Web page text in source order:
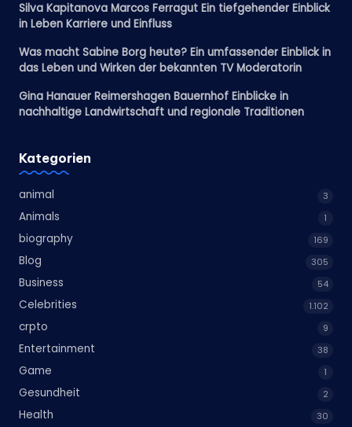
Silva Kapitanova Marcos Ferragut Ein tiefgehender Einblick
in Leben Karriere und Einfluss
Was macht Sabine Borg heute? Ein umfassender Einblick in
das Leben und Wirken der bekannten TV Moderatorin
Gina Hanauer Reimershagen Bauernhof Einblicke in
nachhaltige Landwirtschaft und regionale Traditionen
Kategorien
animal 3
Animals 1
biography 169
Blog 305
Business 54
Celebrities 1.102
crpto 9
Entertainment 38
Game 1
Gesundheit 2
Health 30